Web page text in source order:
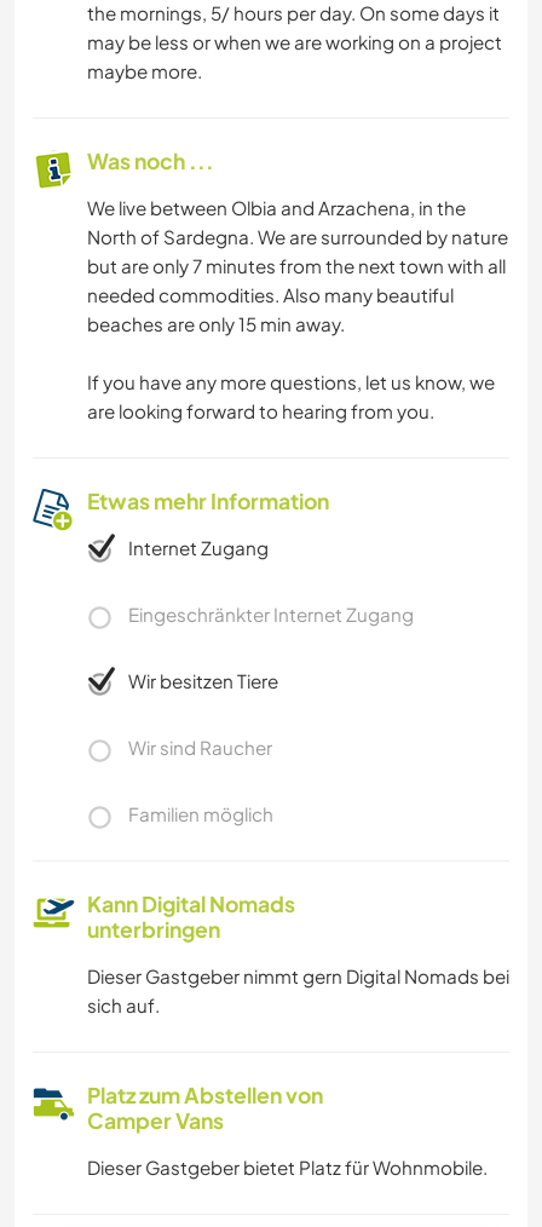
the mornings, 5/ hours per day. On some days it
may be less or when we are working on a project
maybe more.
Was noch ...
We live between Olbia and Arzachena, in the
North of Sardegna. We are surrounded by nature
but are only 7 minutes from the next town with all
needed commodities. Also many beautiful
beaches are only 15 min away.
If you have any more questions, let us know, we
are looking forward to hearing from you.
Etwas mehr Information
Internet Zugang
Eingeschränkter Internet Zugang
Wir besitzen Tiere
Wir sind Raucher
Familien möglich
Kann Digital Nomads
unterbringen
Dieser Gastgeber nimmt gern Digital Nomads bei
sich auf.
Platz zum Abstellen von
Camper Vans
Dieser Gastgeber bietet Platz für Wohnmobile.